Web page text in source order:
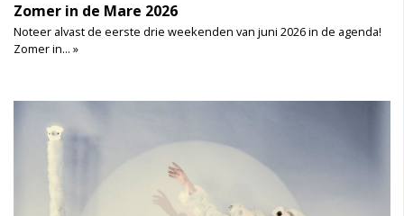
Zomer in de Mare 2026
Noteer alvast de eerste drie weekenden van juni 2026 in de agenda!
Zomer in... »